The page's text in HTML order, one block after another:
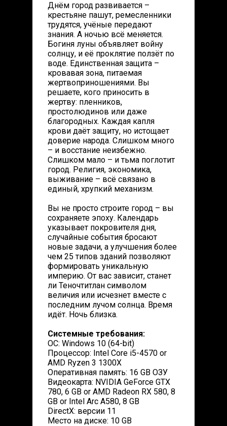
Днём город развивается –
крестьяне пашут, ремесленники
трудятся, учёные передают
знания. А ночью всё меняется.
Богиня луны объявляет войну
солнцу, и её проклятие ползёт по
воде. Единственная защита –
кровавая зона, питаемая
жертвоприношениями. Вы
решаете, кого приносить в
жертву: пленников,
простолюдинов или даже
благородных. Каждая капля
крови даёт защиту, но истощает
доверие народа. Слишком много
– и восстание неизбежно.
Слишком мало – и тьма поглотит
город. Религия, экономика,
выживание – всё связано в
единый, хрупкий механизм.
Вы не просто строите город – вы
сохраняете эпоху. Календарь
указывает покровителя дня,
случайные события бросают
новые задачи, а улучшения более
чем 25 типов зданий позволяют
формировать уникальную
империю. От вас зависит, станет
ли Теночтитлан символом
величия или исчезнет вместе с
последним лучом солнца. Время
идёт. Ночь близка.
Системные требования:
ОС: Windows 10 (64-bit)
Процессор: Intel Core i5-4570 or
AMD Ryzen 3 1300X
Оперативная память: 16 GB ОЗУ
Видеокарта: NVIDIA GeForce GTX
780, 6 GB or AMD Radeon RX 580, 8
GB or Intel Arc A580, 8 GB
DirectX: версии 11
Место на диске: 10 GB